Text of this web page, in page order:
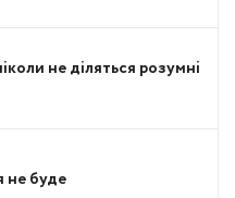
не діляться розумні
не буде